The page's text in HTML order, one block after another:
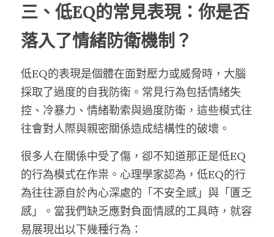
三、低EQ的常見表現：你是否
落入了情緒防衛機制？
低EQ的表現是個體在面對壓力或威脅時，大腦
採取了過度的自我防衛。常見行為包括情緒失
控、冷暴力、情緒勒索與過度防衛，這些模式往
往會對人際與親密關係造成結構性的破壞。
很多人在關係中受了傷，卻不知道那正是低EQ
的行為模式在作祟。心理學家認為，低EQ的行
為往往源自於內心深處的「不安全感」與「匱乏
感」。當我們缺乏應對負面情感的工具時，就容
易展現出以下幾種行為：